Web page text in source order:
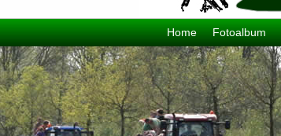
Home Fotoalbum